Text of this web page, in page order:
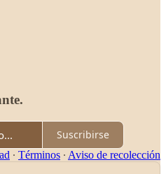
Suscribirse
∙ Términos ∙ Aviso de recolección